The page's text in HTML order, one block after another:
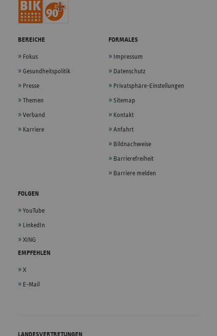
BEREICHE
Fokus
Gesundheitspolitik
Presse
Themen
Verband
Karriere
FORMALES
Impressum
Datenschutz
Privatsphäre-Einstellungen
Sitemap
Kontakt
Anfahrt
Bildnachweise
Barrierefreiheit
Barriere melden
FOLGEN
YouTube
LinkedIn
XING
EMPFEHLEN
X
E-Mail
LANDESVERTRETUNGEN